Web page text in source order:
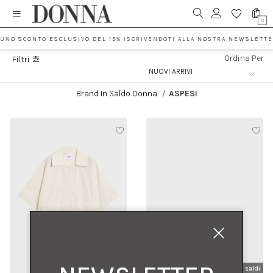
0
SCONTO ESCLUSIVO DEL 15% ISCRIVENDOTI ALLA NOSTRA
Filtri Ordina Per
Brand In Saldo Donna / ASPESI
nuovi arrivi
saldi nuovi arrivi
saldi